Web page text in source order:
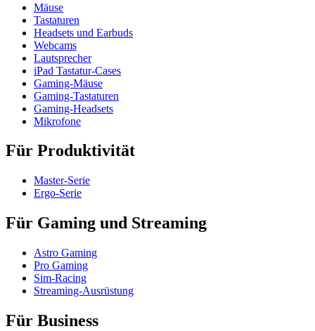
Mäuse
Tastaturen
Headsets und Earbuds
Webcams
Lautsprecher
iPad Tastatur-Cases
Gaming-Mäuse
Gaming-Tastaturen
Gaming-Headsets
Mikrofone
Für Produktivität
Master-Serie
Ergo-Serie
Für Gaming und Streaming
Astro Gaming
Pro Gaming
Sim-Racing
Streaming-Ausrüstung
Für Business